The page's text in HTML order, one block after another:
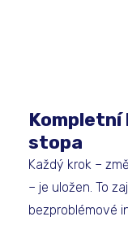
stopa
Každý krok –
– je uložen. To
bezproblémové